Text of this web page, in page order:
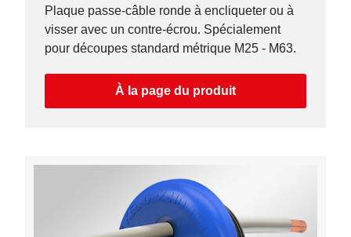
Plaque passe-câble ronde à encliqueter ou à
visser avec un contre-écrou. Spécialement
pour découpes standard métrique M25 - M63.
À la page du produit